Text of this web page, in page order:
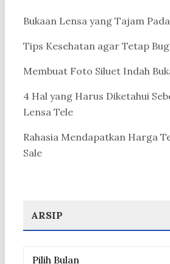
Bukaan Lensa yang Tajam
Tips Kesehatan agar Tetap
Membuat Foto Siluet Indah
4 Hal yang Harus Diketahui
Lensa Tele
Rahasia Mendapatkan Harga
Sale
ARSIP
Arsip